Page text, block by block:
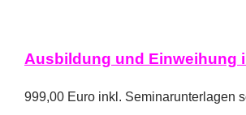
Ausbildung und Einweihung
999,00 Euro inkl. Seminarunterlagen